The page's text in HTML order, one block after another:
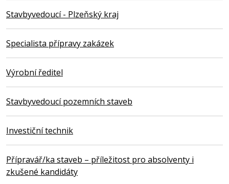
Stavbyvedoucí - Plzeňský kraj
Specialista přípravy zakázek
Výrobní ředitel
Stavbyvedoucí pozemních staveb
Investiční technik
Přípravář/ka staveb – příležitost pro absolventy i
zkušené kandidáty